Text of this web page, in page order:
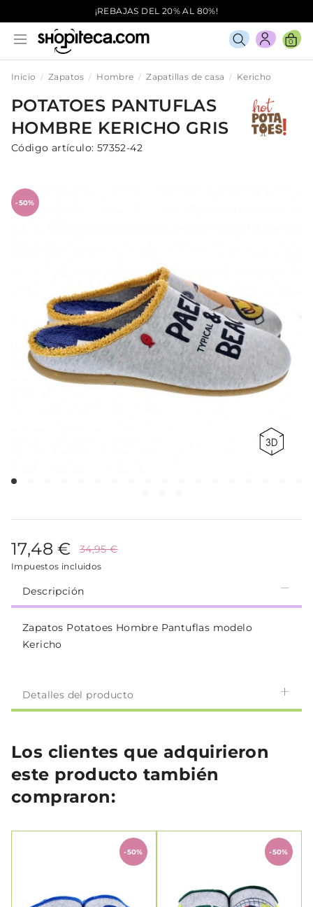
¡REBAJAS DEL 20% AL 80%!
0
Inicio Zapatos Hombre Zapatillas de casa Kericho
POTATOES PANTUFLAS
HOMBRE KERICHO GRIS
Código artículo: 57352-42
-50%
17,48 € 34,95 €
Impuestos incluidos
Descripción
Zapatos Potatoes Hombre Pantuflas modelo
Kericho
Detalles del producto
Los clientes que adquirieron
este producto también
compraron:
-50% -50%